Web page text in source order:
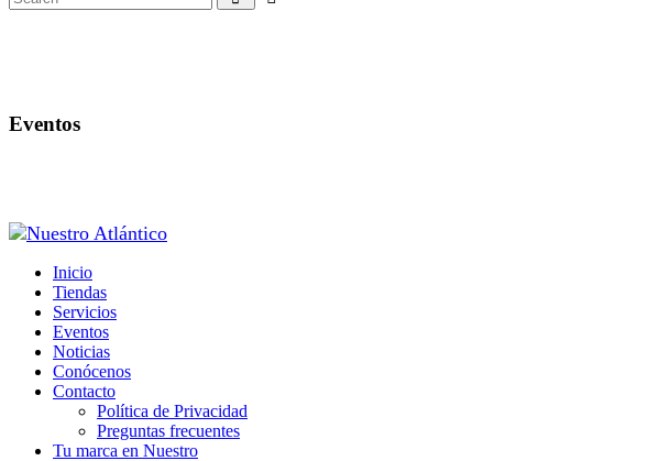
Eventos
Inicio
Tiendas
Servicios
Eventos
Noticias
Conócenos
Contacto
Política de Privacidad
Preguntas frecuentes
Tu marca en Nuestro